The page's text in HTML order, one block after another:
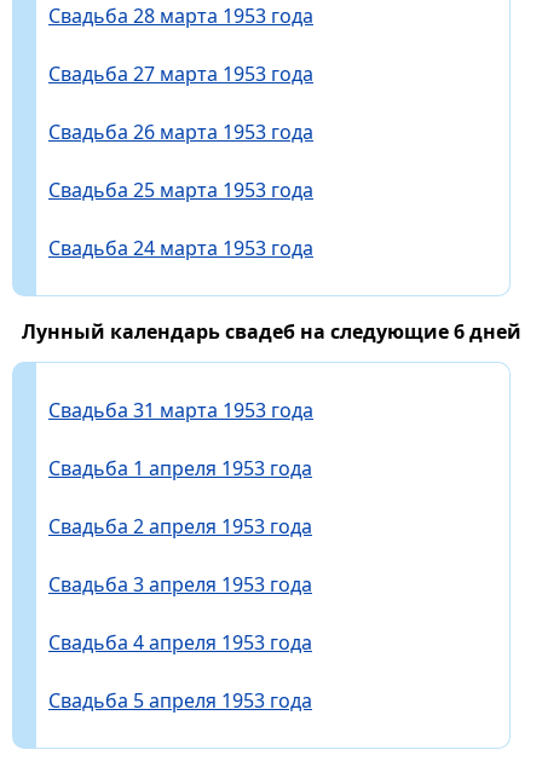
Свадьба 28 марта 1953 года
Свадьба 27 марта 1953 года
Свадьба 26 марта 1953 года
Свадьба 25 марта 1953 года
Свадьба 24 марта 1953 года
Лунный календарь свадеб на следующие 6 дней
Свадьба 31 марта 1953 года
Свадьба 1 апреля 1953 года
Свадьба 2 апреля 1953 года
Свадьба 3 апреля 1953 года
Свадьба 4 апреля 1953 года
Свадьба 5 апреля 1953 года